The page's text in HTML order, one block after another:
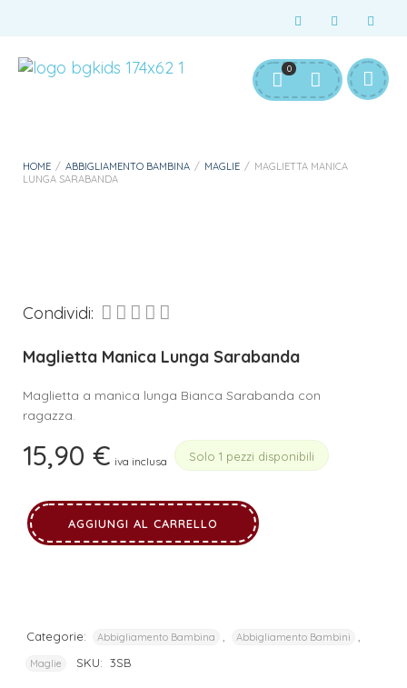
Servizio Clienti: info@bgkids.it +39 345 627 9165
Download APP B&G Kids
0
HOME / ABBIGLIAMENTO BAMBINA / MAGLIE / MAGLIETTA MANICA
LUNGA SARABANDA
Condividi:
Maglietta Manica Lunga Sarabanda
Maglietta a manica lunga Bianca Sarabanda con
ragazza.
15,90 € iva inclusa Solo 1 pezzi disponibili
AGGIUNGI AL CARRELLO
Categorie: Abbigliamento Bambina Abbigliamento Bambini
Maglie SKU: 3SB